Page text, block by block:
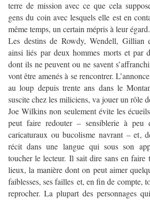
terre de mission avec ce que cela
gens du coin avec lesquels elle est en
même temps, un certain mépris à leur égard.
Les destins de Rowdy, Wendell, Gillian
ainsi liés par deux hommes morts et par
dont ils ne peuvent ou ne savent
vont être amenés à se rencontrer.
au loup depuis trente ans dans le
suscite chez les miliciens, va jouer un rôle
Joe Wilkins non seulement évite les
peut faire redouter – sensiblerie à peu
caricaturaux ou bucolisme navrant – et,
récit dans une langue qui sous son
toucher le lecteur. Il sait dire sans en faire
lieux, la manière dont on peut aimer
faiblesses, ses failles et, en fin de compte,
reprocher. La plupart des personnages